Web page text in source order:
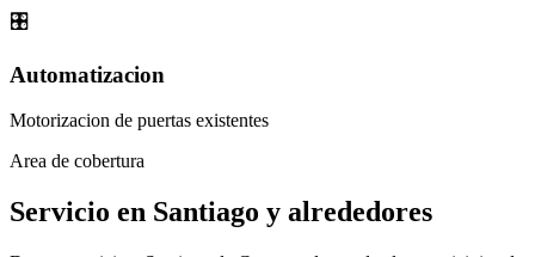
🎛️
Automatizacion
Motorizacion de puertas existentes
Area de cobertura
Servicio en Santiago y alrededores